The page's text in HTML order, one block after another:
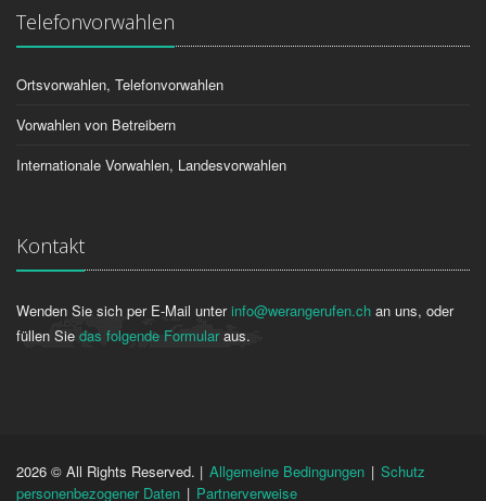
Telefonvorwahlen
Ortsvorwahlen, Telefonvorwahlen
Vorwahlen von Betreibern
Internationale Vorwahlen, Landesvorwahlen
Kontakt
Wenden Sie sich per E-Mail unterinfo@werangerufen.ch an uns, oder
füllen Sie das folgende Formularaus.
2026 © All Rights Reserved. | Allgemeine Bedingungen | Schutz
personenbezogener Daten | Partnerverweise